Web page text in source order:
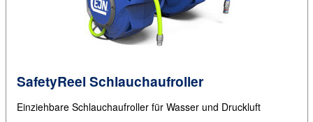
SafetyReel Schlauchaufroller
Einziehbare Schlauchaufroller für Wasser und Druckluft